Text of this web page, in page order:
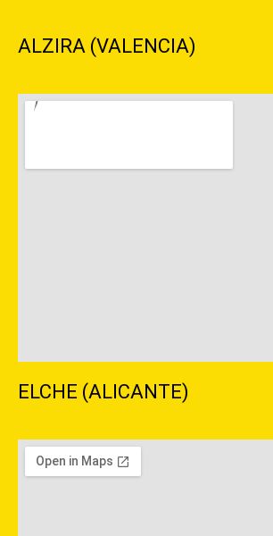
ALZIRA (VALENCIA)
ELCHE (ALICANTE)